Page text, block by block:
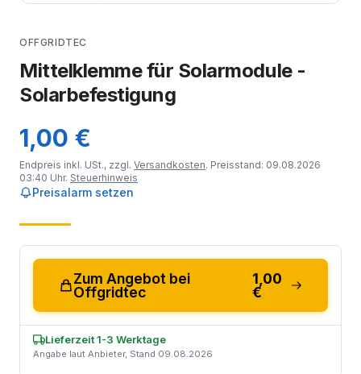
OFFGRIDTEC
Mittelklemme für Solarmodule -
Solarbefestigung
1,00 €
Endpreis inkl. USt., zzgl. Versandkosten. Preisstand: 09.08.2026
03:40 Uhr. Steuerhinweis
Preisalarm setzen
Zum Angebot bei
Offgridtec
1,00
€
Lieferzeit 1-3 Werktage
Angabe laut Anbieter, Stand 09.08.2026